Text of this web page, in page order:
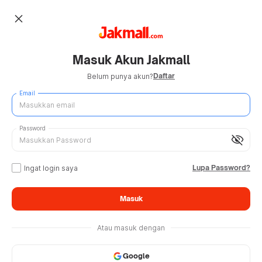
close
Masuk Akun Jakmall
Belum punya akun?Daftar
Email
visibility_off
Password
Ingat login saya Lupa Password?
Masuk
Atau masuk dengan
Google